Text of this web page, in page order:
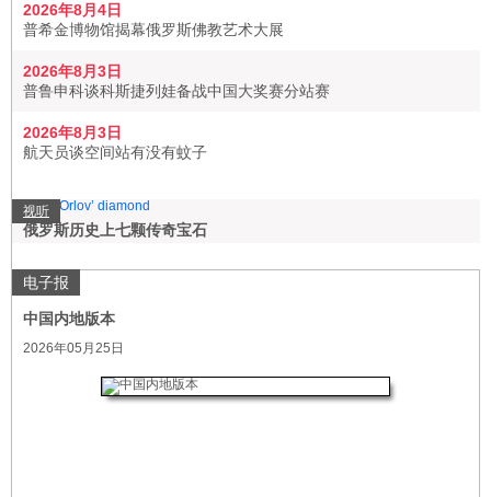
2026年8月4日
普希金博物馆揭幕俄罗斯佛教艺术大展
2026年8月3日
普鲁申科谈科斯捷列娃备战中国大奖赛分站赛
2026年8月3日
航天员谈空间站有没有蚊子
视听
俄罗斯历史上七颗传奇宝石
电子报
中国内地版本
2026年05月25日